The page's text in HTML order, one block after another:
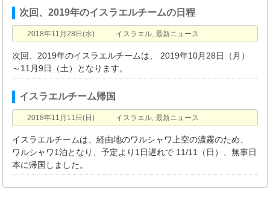
次回、2019年のイスラエルチームの日程
2018年11月28日(水) イスラエル,最新ニュース
次回、2019年のイスラエルチームは、 2019年10月28日（月）
～11月9日（土）となります。
イスラエルチーム帰国
2018年11月11日(日) イスラエル,最新ニュース
イスラエルチームは、経由地のワルシャワ上空の濃霧のため、
ワルシャワ1泊となり、予定より1日遅れで 11/11（日）、無事日
本に帰国しました。